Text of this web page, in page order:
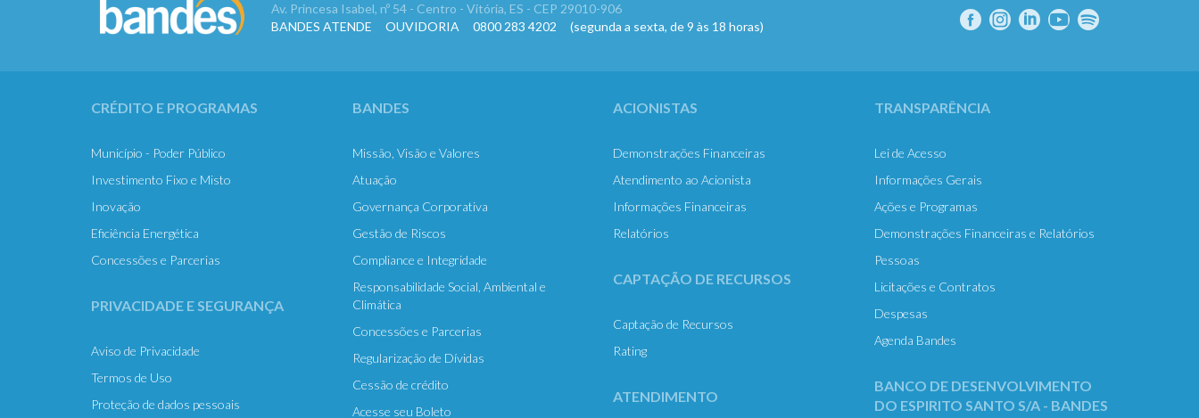
Av. Princesa Isabel, nº 54 - Centro - Vitória, ES - CEP 29010-906
BANDES ATENDE OUVIDORIA 0800 283 4202 (segunda a sexta, de 9 às 18 horas)
CRÉDITO E PROGRAMAS
Município - Poder Público
Investimento Fixo e Misto
Inovação
Eficiência Energética
Concessões e Parcerias
PRIVACIDADE E SEGURANÇA
Aviso de Privacidade
Termos de Uso
Proteção de dados pessoais
BANDES
Missão, Visão e Valores
Atuação
Governança Corporativa
Gestão de Riscos
Compliance e Integridade
Responsabilidade Social, Ambiental e
Climática
Concessões e Parcerias
Regularização de Dívidas
Cessão de crédito
Acesse seu Boleto
ACIONISTAS
Demonstrações Financeiras
Atendimento ao Acionista
Informações Financeiras
Relatórios
CAPTAÇÃO DE RECURSOS
Captação de Recursos
Rating
ATENDIMENTO
TRANSPARÊNCIA
Lei de Acesso
Informações Gerais
Ações e Programas
Demonstrações Financeiras e Relatórios
Pessoas
Licitações e Contratos
Despesas
Agenda Bandes
BANCO DE DESENVOLVIMENTO
DO ESPIRITO SANTO S/A - BANDES